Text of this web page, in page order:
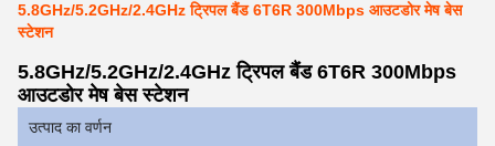
5.8GHz/5.2GHz/2.4GHz ट्रिपल बैंड 6T6R 300Mbps आउटडोर मेष बेस
स्टेशन
5.8GHz/5.2GHz/2.4GHz ट्रिपल बैंड 6T6R 300Mbps
आउटडोर मेष बेस स्टेशन
उत्पाद का वर्णन